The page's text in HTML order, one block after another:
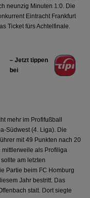
neunzig Minuten 1:0. Die
Eintracht Frankfurt
Ticket fürs Achtelfinale.
– Jetzt tippen
bei
mehr im Profifußball
Südwest (4. Liga). Die
mit 49 Punkten nach 20
als Profiliga
am letzten
Partie beim FC Homburg
Jahr bestritt. Das
statt. Dort siegte